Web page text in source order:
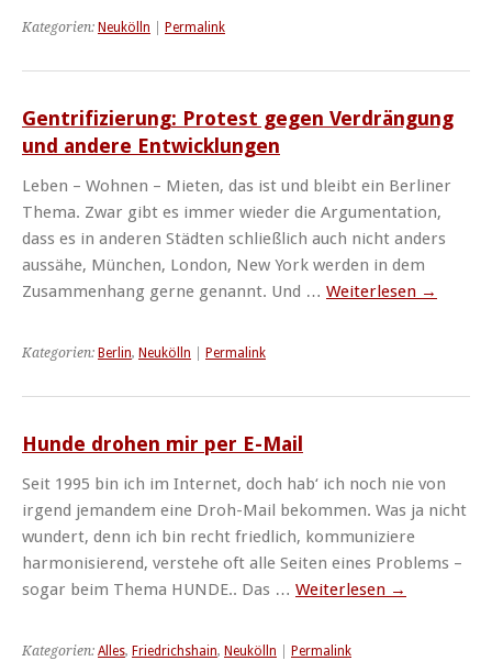
Kategorien: Neukölln Permalink
Gentrifizierung: Protest gegen Verdrängung
und andere Entwicklungen
Leben – Wohnen – Mieten, das ist und bleibt ein Berliner
Thema. Zwar gibt es immer wieder die Argumentation,
dass es in anderen Städten schließlich auch nicht anders
aussähe, München, London, New York werden in dem
Zusammenhang gerne genannt. Und … Weiterlesen →
Kategorien: Berlin, Neukölln Permalink
Hunde drohen mir per E-Mail
Seit 1995 bin ich im Internet, doch hab‘ ich noch nie von
irgend jemandem eine Droh-Mail bekommen. Was ja nicht
wundert, denn ich bin recht friedlich, kommuniziere
harmonisierend, verstehe oft alle Seiten eines Problems –
sogar beim Thema HUNDE.. Das … Weiterlesen →
Kategorien: Alles, Friedrichshain, Neukölln Permalink